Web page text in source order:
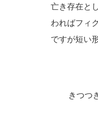
亡き存在と
わればフィ
ですが短い
きつつ